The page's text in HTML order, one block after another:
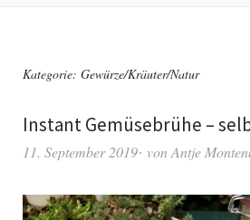
Kategorie: Gewürze/Kräuter/Natur
Instant Gemüsebrühe –
11. September 2019 vonAntje